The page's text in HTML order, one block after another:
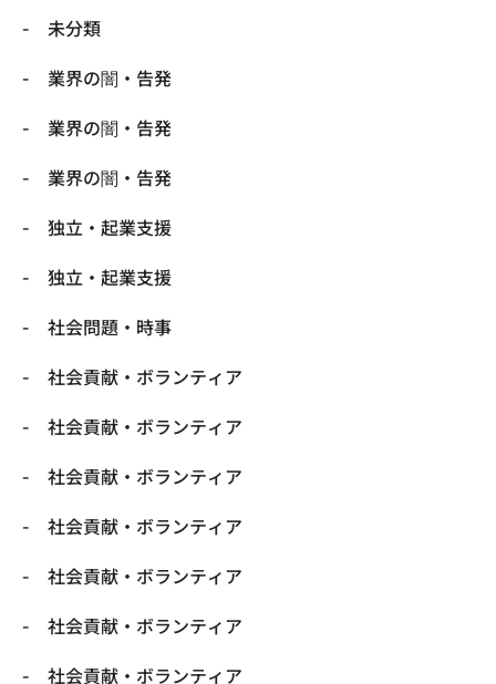
未分類
業界の闇・告発
業界の闇・告発
業界の闇・告発
独立・起業支援
独立・起業支援
社会問題・時事
社会貢献・ボランティア
社会貢献・ボランティア
社会貢献・ボランティア
社会貢献・ボランティア
社会貢献・ボランティア
社会貢献・ボランティア
社会貢献・ボランティア